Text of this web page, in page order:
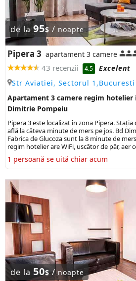
de la95$ / noapte
Pipera 3 apartament 3 camere
43 recenzii 4.5
Excelent
Str Aviatiei, Sectorul 1,Bucuresti
Apartament 3 camere regim hotelier
Dimitrie Pompeiu
Pipera 3 este localizat în zona Pipera.
află la câteva minute de mers pe jos. Bd
Fabrica de Glucoza sunt la 8 minute de
regim hotelier are WiFi, uscător de păr, aer
1 persoană se uită chiar acum
de la 50$/noapte